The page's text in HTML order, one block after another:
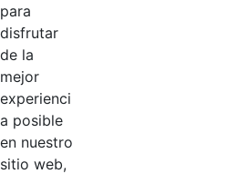
para
disfrutar
de la
mejor
experienci
a posible
en nuestro
sitio web,